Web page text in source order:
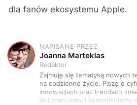
dla fanów ekosystemu Apple.
J
NAPISANE PRZEZ
Joanna Marteklas
Redaktor
Zajmuję się tematyką nowych
na codzienne życie. Piszę o
innowacjach oraz trendach
jaki pracujemy i komunikujemy